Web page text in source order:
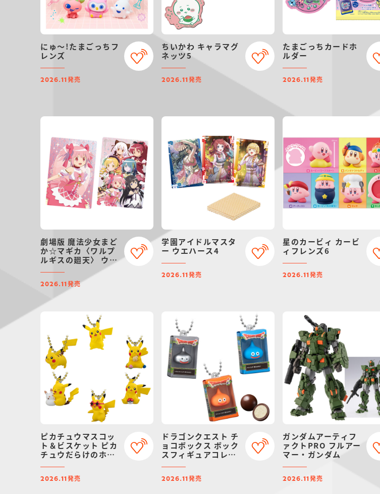
にゅ～!たまごっちフ
レンズ
2026.11 発売
ちいかわ キャラマグ
ネッツ5
2026.11 発売
たまごっちカードホ
ルダー
2026.11 発売
劇場版 魔法少女まど
か☆マギカ〈ワルプ
ルギスの廻天〉 ウエ
2026.11 発売
学園アイドルマスタ
ー ウエハース4
2026.11 発売
星のカービィ カービ
ィフレンズ6
2026.11 発売
ピカチュウマスコッ
ト＆ビスケット ピカ
チュウだらけのホリ
2026.11 発売
ドラゴンクエスト チ
ョコボックス ボック
スフィギュアコレク
2026.11 発売
ガンダムアーティフ
ァクトPRO フルアー
マー・ガンダム
2026.11 発売